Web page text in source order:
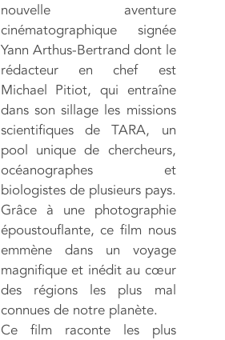
nouvelle aventure
cinématographique signée
Yann Arthus-Bertrand dont le
rédacteur en chef est
Michael Pitiot, qui entraîne
dans son sillage les missions
scientifiques de TARA, un
pool unique de chercheurs,
océanographes et
biologistes de plusieurs pays.
Grâce à une photographie
époustouflante, ce film nous
emmène dans un voyage
magnifique et inédit au cœur
des régions les plus mal
connues de notre planète.
Ce film raconte les plus